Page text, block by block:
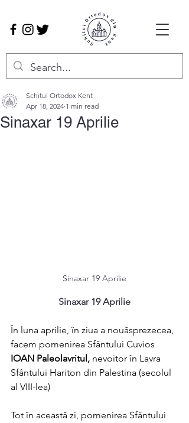
Sinaxar 19 Aprilie
Schitul Ortodox Kent
Apr 18, 2024 1 min read
Sinaxar 19 Aprilie
Sinaxar 19 Aprilie
În luna aprilie, în ziua a nouăsprezecea,
facem pomenirea Sfântului Cuvios
IOAN Paleolavritul, nevoitor în Lavra
Sfântului Hariton din Palestina (secolul
al VIII-lea)
Tot în această zi, pomenirea Sfântului